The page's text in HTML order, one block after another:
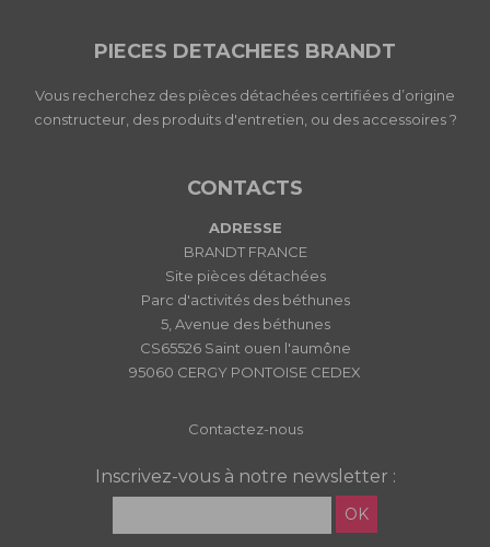
PIECES DETACHEES BRANDT
Vous recherchez des pièces détachées certifiées d’origine
constructeur, des produits d'entretien, ou des accessoires ?
CONTACTS
ADRESSE
BRANDT FRANCE
Site pièces détachées
Parc d'activités des béthunes
5, Avenue des béthunes
CS65526 Saint ouen l'aumône
95060 CERGY PONTOISE CEDEX
Contactez-nous
Inscrivez-vous à notre newsletter :
OK